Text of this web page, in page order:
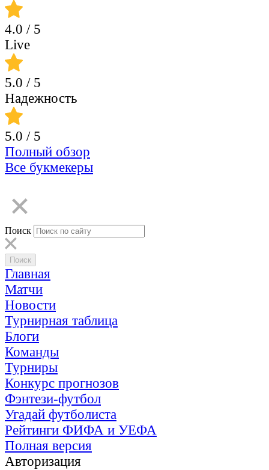
4.0 / 5
Live
5.0 / 5
Надежность
5.0 / 5
Полный обзор
Все букмекеры
Поиск
Главная
Матчи
Новости
Турнирная таблица
Блоги
Команды
Турниры
Конкурс прогнозов
Фэнтези-футбол
Угадай футболиста
Рейтинги ФИФА и УЕФА
Полная версия
Авторизация